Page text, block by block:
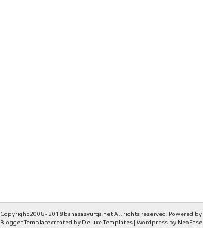
Copyright 2008 - 2018 bahasasyurga.netAll rights reserved. Powered by
Blogger Templatecreated by Deluxe Templates | Wordpress by NeoEase